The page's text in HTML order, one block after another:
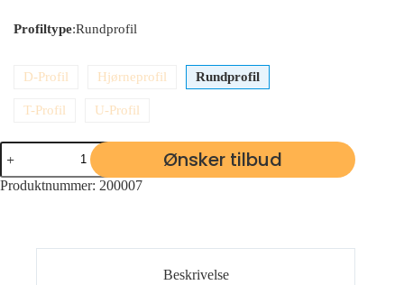
Profiltype:Rundprofil
D-Profil Hjørneprofil Rundprofil
T-Profil U-Profil
Ønsker tilbud
Produktnummer: 200007
Beskrivelse